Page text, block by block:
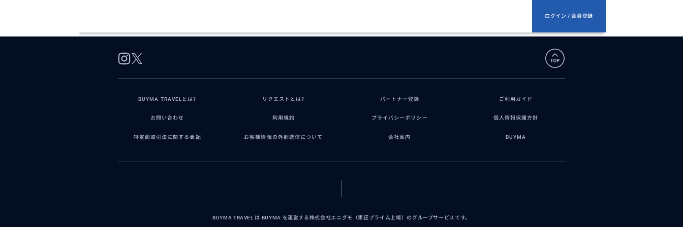
ログイン / 会員登録
BUYMA TRAVELとは? リクエストとは? パートナー登録 ご利用ガイド
お問い合わせ 利用規約 プライバシーポリシー 個人情報保護方針
特定商取引法に関する表記 お客様情報の外部送信について 会社案内 BUYMA
BUYMA TRAVEL は BUYMA を運営する株式会社エニグモ（東証プライム上場）のグループサービスです。